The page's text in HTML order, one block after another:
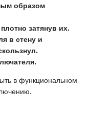
образом
затянув их.
в стену и
в функциональном